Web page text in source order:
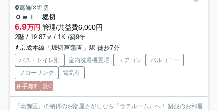
葛飾区堀切
Ｏｗｌ 堀切
6.9万円 管理/共益費6,000円
2階 / 19.87㎡ / 1K /築9年
京成本線「堀切菖蒲園」駅 徒歩7分
バス・トイレ別 室内洗濯機置場 エアコン
バルコニー
フローリング
電気有
仲手無料 敷0
『葛飾区』の納得のお部屋さがしなら『ラテルーム』へ！ 築浅のお部屋